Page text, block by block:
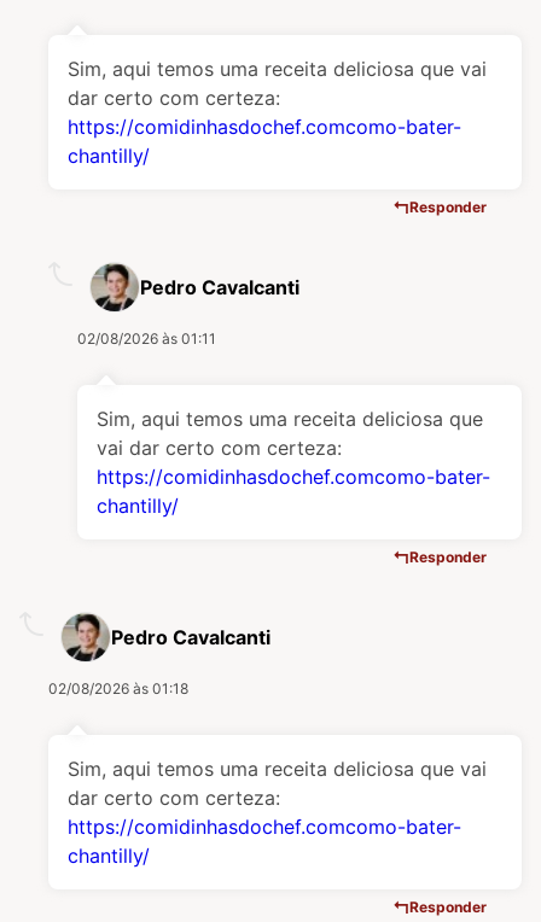
Sim, aqui temos uma receita deliciosa que vai
dar certo com certeza:
https://comidinhasdochef.comcomo-bater-
chantilly/
Responder
Pedro Cavalcanti
02/08/2026 às 01:11
Sim, aqui temos uma receita deliciosa que
vai dar certo com certeza:
https://comidinhasdochef.comcomo-bater-
chantilly/
Responder
Pedro Cavalcanti
02/08/2026 às 01:18
Sim, aqui temos uma receita deliciosa que vai
dar certo com certeza:
https://comidinhasdochef.comcomo-bater-
chantilly/
Responder